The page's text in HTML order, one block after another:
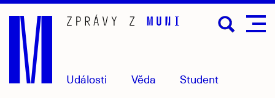
Přejít
hlavní
obsah
Události Věda Student